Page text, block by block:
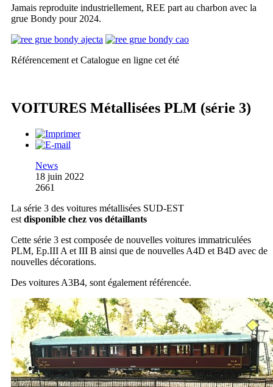
Jamais reproduite industriellement, REE part au charbon avec la
grue Bondy pour 2024.
Référencement et Catalogue en ligne cet été
VOITURES Métallisées PLM (série 3)
News
18 juin 2022
2661
La série 3 des voitures métallisées SUD-EST
est disponible chez vos détaillants
Cette série 3 est composée de nouvelles voitures immatriculées
PLM, Ep.III A et III B ainsi que de nouvelles A4D et B4D avec de
nouvelles décorations.
Des voitures A3B4, sont également référencée.